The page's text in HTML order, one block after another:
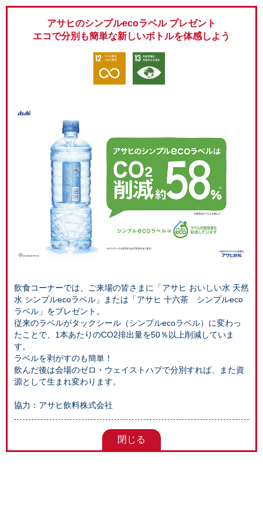
アサヒのシンプルecoラベル プレゼント
エコで分別も簡単な新しいボトルを体感しよう
飲食コーナーでは、ご来場の皆さまに「アサヒ おいしい水 天然
水 シンプルecoラベル」または「アサヒ 十六茶 シンプルeco
ラベル」をプレゼント。
従来のラベルがタックシール（シンプルecoラベル）に変わっ
たことで、1本あたりのCO2排出量を50％以上削減していま
す。
ラベルを剥がすのも簡単！
飲んだ後は会場のゼロ・ウェイストハブで分別すれば、また資
源として生まれ変わります。
協力：アサヒ飲料株式会社
閉じる